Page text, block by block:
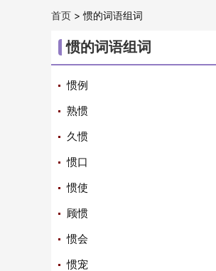
首页 >惯的词语组词
惯的词语组词
惯例
熟惯
久惯
惯口
惯使
顾惯
惯会
惯宠